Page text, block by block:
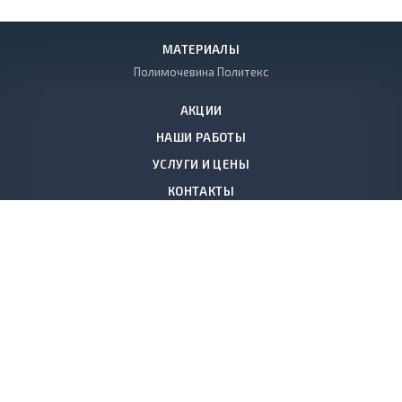
МАТЕРИАЛЫ
Полимочевина Политекс
АКЦИИ
НАШИ РАБОТЫ
УСЛУГИ И ЦЕНЫ
КОНТАКТЫ